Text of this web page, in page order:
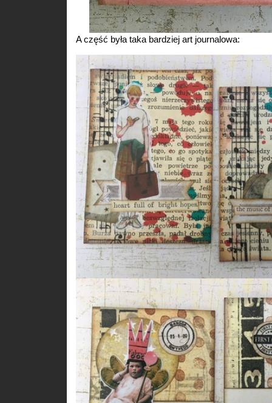
A część była taka bardziej art journalowa: